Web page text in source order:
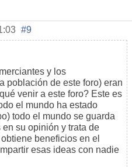
#9
y los
población de este foro) eran
venir a este foro? Este es
el mundo ha estado
todo el mundo se guarda
su opinión y trata de
beneficios en el
esas ideas con nadie